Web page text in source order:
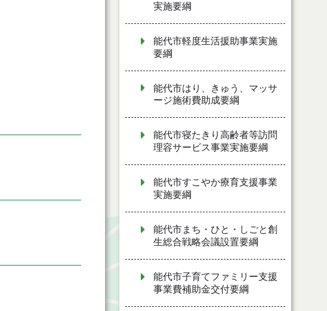
実施要綱
能代市軽度生活援助事業実施
要綱
能代市はり、きゅう、マッサ
ージ施術費助成要綱
能代市寝たきり高齢者等訪問
理容サービス事業実施要綱
能代市すこやか療育支援事業
実施要綱
能代市まち・ひと・しごと創
生総合戦略会議設置要綱
能代市子育てファミリー支援
事業費補助金交付要綱